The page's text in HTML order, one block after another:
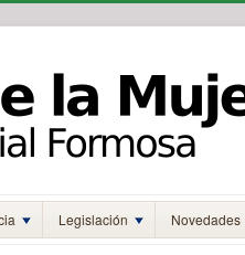
Legislación Novedades